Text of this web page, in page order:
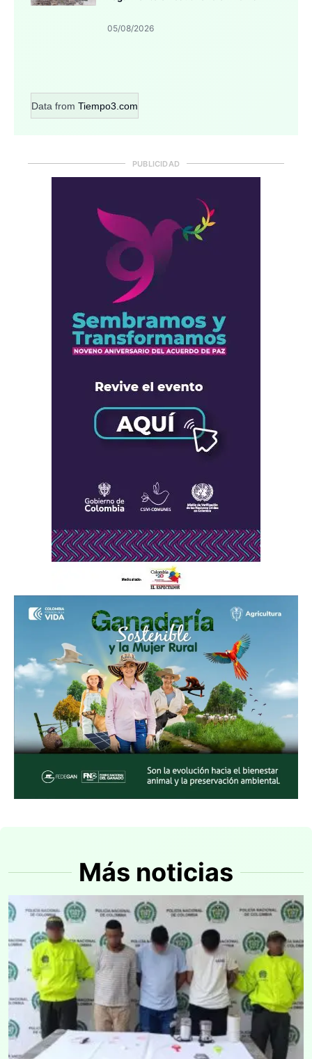
05/08/2026
Data from Tiempo3.com
PUBLICIDAD
Más noticias